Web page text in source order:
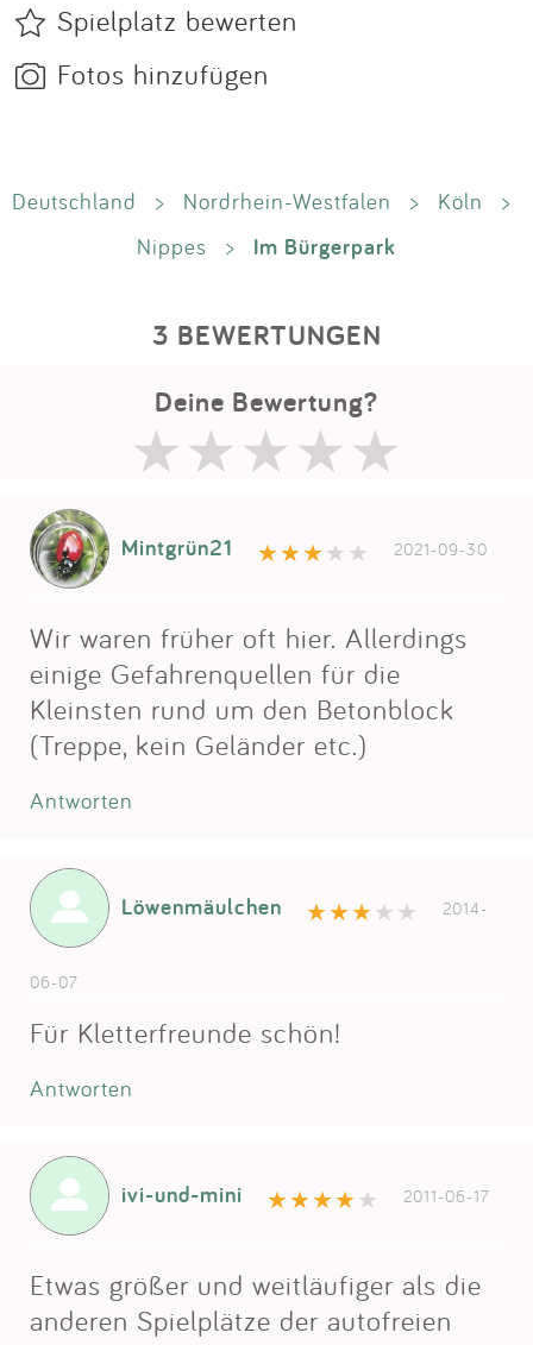
Spielplatz bewerten
Fotos hinzufügen
Deutschland > Nordrhein-Westfalen > Köln
>
Nippes
> Im Bürgerpark
3 BEWERTUNGEN
Deine Bewertung?
Mintgrün21 2021-09-30
Wir waren früher oft hier. Allerdings
einige Gefahrenquellen für die
Kleinsten rund um den Betonblock
(Treppe, kein Geländer etc.)
Antworten
Löwenmäulchen 2014-
06-07
Für Kletterfreunde schön!
Antworten
ivi-und-mini 2011-06-17
Etwas größer und weitläufiger als die
anderen Spielplätze der autofreien